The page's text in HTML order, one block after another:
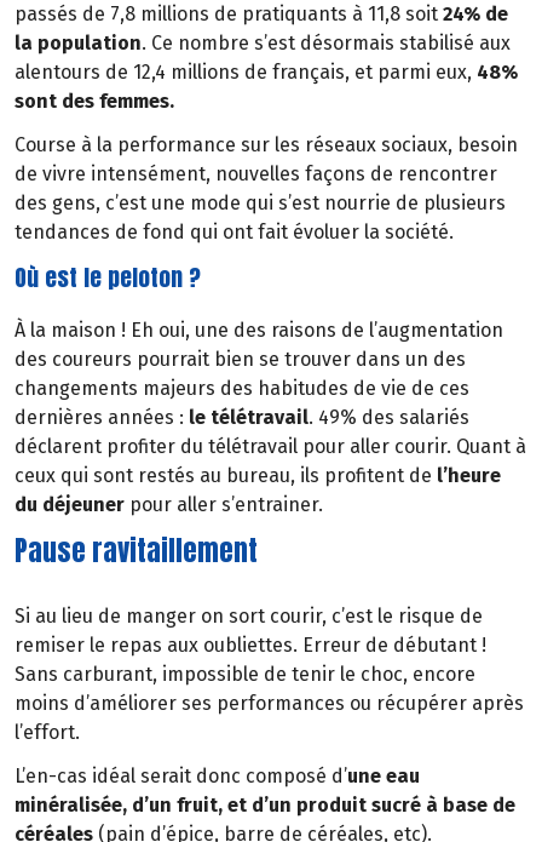
passés de 7,8 millions de pratiquants à 11,8 soit 24% de
la population. Ce nombre s’est désormais stabilisé aux
alentours de 12,4 millions de français, et parmi eux, 48%
sont des femmes.
Course à la performance sur les réseaux sociaux, besoin
de vivre intensément, nouvelles façons de rencontrer
des gens, c’est une mode qui s’est nourrie de plusieurs
tendances de fond qui ont fait évoluer la société.
Où est le peloton ?
À la maison ! Eh oui, une des raisons de l’augmentation
des coureurs pourrait bien se trouver dans un des
changements majeurs des habitudes de vie de ces
dernières années : le télétravail. 49% des salariés
déclarent profiter du télétravail pour aller courir. Quant à
ceux qui sont restés au bureau, ils profitent de l’heure
du déjeuner pour aller s’entrainer.
Pause ravitaillement
Si au lieu de manger on sort courir, c’est le risque de
remiser le repas aux oubliettes. Erreur de débutant !
Sans carburant, impossible de tenir le choc, encore
moins d’améliorer ses performances ou récupérer après
l’effort.
L’en-cas idéal serait donc composé d’une eau
minéralisée, d’un fruit, et d’un produit sucré à base de
céréales (pain d’épice, barre de céréales, etc).